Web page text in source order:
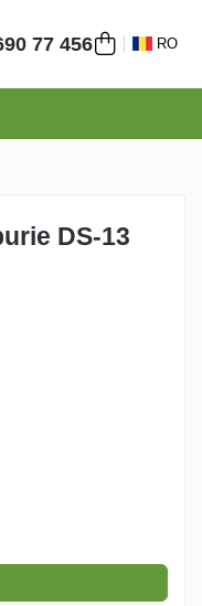
77 456 RO
DS-13